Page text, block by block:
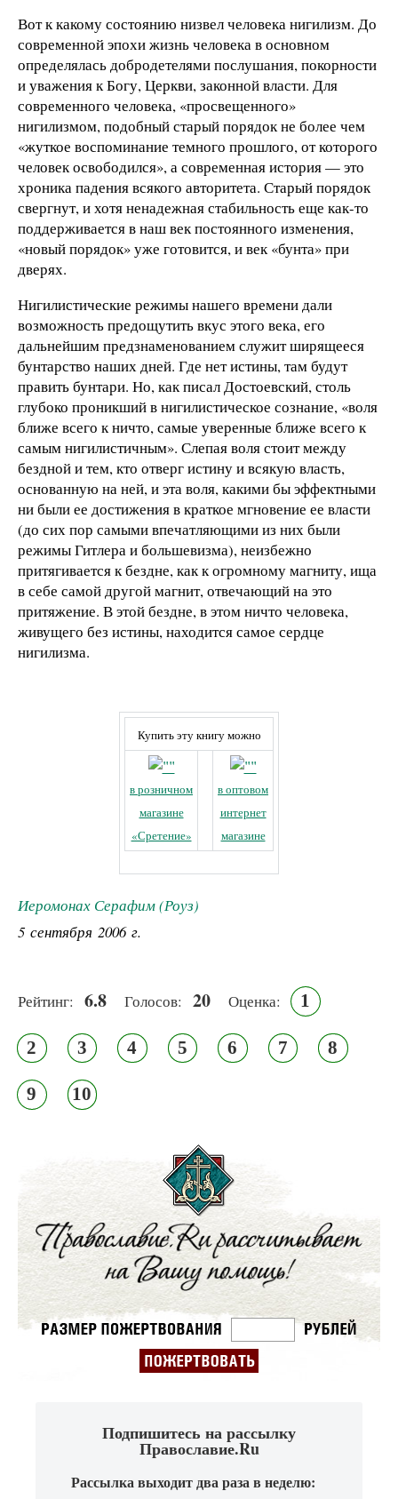
Вот к какому состоянию низвел человека нигилизм. До
современной эпохи жизнь человека в основном
определялась добродетелями послушания, покорности
и уважения к Богу, Церкви, законной власти. Для
современного человека, «просвещенного»
нигилизмом, подобный старый порядок не более чем
«жуткое воспоминание темного прошлого, от которого
человек освободился», а современная история — это
хроника падения всякого авторитета. Старый порядок
свергнут, и хотя ненадежная стабильность еще как-то
поддерживается в наш век постоянного изменения,
«новый порядок» уже готовится, и век «бунта» при
дверях.
Нигилистические режимы нашего времени дали
возможность предощутить вкус этого века, его
дальнейшим предзнаменованием служит ширящееся
бунтарство наших дней. Где нет истины, там будут
править бунтари. Но, как писал Достоевский, столь
глубоко проникший в нигилистическое сознание, «воля
ближе всего к ничто, самые уверенные ближе всего к
самым нигилистичным». Слепая воля стоит между
бездной и тем, кто отверг истину и всякую власть,
основанную на ней, и эта воля, какими бы эффектными
ни были ее достижения в краткое мгновение ее власти
(до сих пор самыми впечатляющими из них были
режимы Гитлера и большевизма), неизбежно
притягивается к бездне, как к огромному магниту, ища
в себе самой другой магнит, отвечающий на это
притяжение. В этой бездне, в этом ничто человека,
живущего без истины, находится самое сердце
нигилизма.
Купить эту книгу можно
в розничном
магазине
«Сретение»
в оптовом
интернет
магазине
Иеромонах Серафим (Роуз)
5 сентября 2006 г.
Рейтинг: 6.8 Голосов: 20 Оценка: 1
2 3 4 5 6 7 8
9 10
Подпишитесь на рассылку
Православие.Ru
Рассылка выходит два раза в неделю: